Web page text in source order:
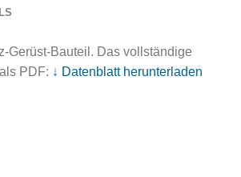
Gerüst-Bauteil. Das vollständige
PDF: ↓ Datenblatt herunterladen